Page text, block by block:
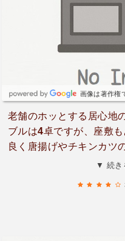
画像は著作権
老舗のホッとする居心地
ブルは4卓ですが、座敷も
良く唐揚げやチキンカツ
味しく、量も丁度良い感
▼ 続き